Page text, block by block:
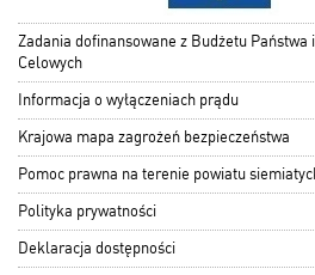
Zadania dofinansowane z Budżetu Państwa
Celowych
Informacja o wyłączeniach prądu
Krajowa mapa zagrożeń bezpieczeństwa
Pomoc prawna na terenie powiatu
Polityka prywatności
Deklaracja dostępności